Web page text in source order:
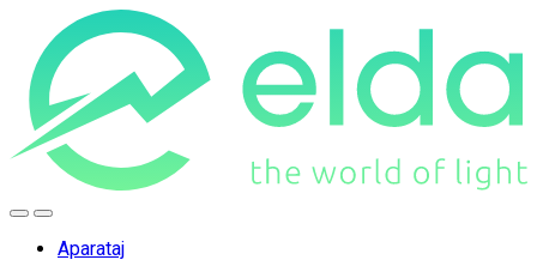
navigation
content
Aparataj